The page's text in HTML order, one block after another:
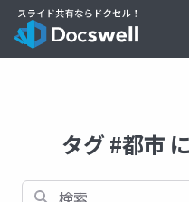
タグ #都市
検索